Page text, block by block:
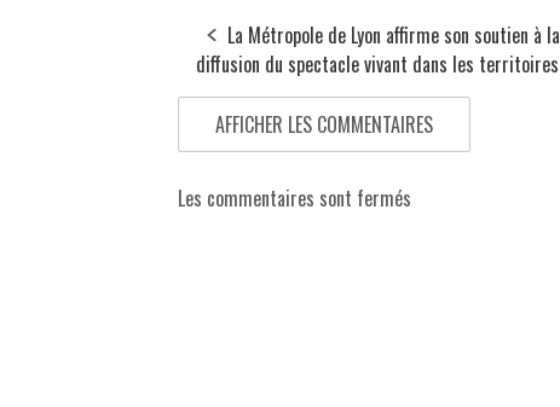
La Métropole de Lyon affirme son soutien à la
diffusion du spectacle vivant dans les territoires
AFFICHER LES COMMENTAIRES
Les commentaires sont fermés